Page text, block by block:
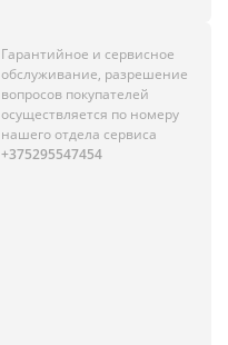
Гарантийное и сервисное
обслуживание, разрешение
вопросов покупателей
осуществляется по номеру
нашего отдела сервиса
+375295547454